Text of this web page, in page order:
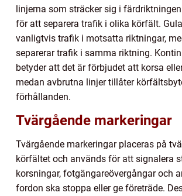
linjerna som sträcker sig i
för att separera trafik i olika körfält.
vanligtvis trafik i motsatta riktningar,
separerar trafik i samma riktning.
betyder att det är förbjudet att korsa
medan avbrutna linjer tillåter
förhållanden.
Tvärgående markeringar
Tvärgående markeringar placeras på
körfältet och används för att signalera
korsningar, fotgängareövergångar och
fordon ska stoppa eller ge företräde.